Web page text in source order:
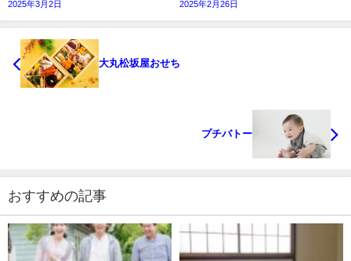
2025年3月2日 2025年2月26日
大丸松坂屋おせち
プチバトー
おすすめの記事